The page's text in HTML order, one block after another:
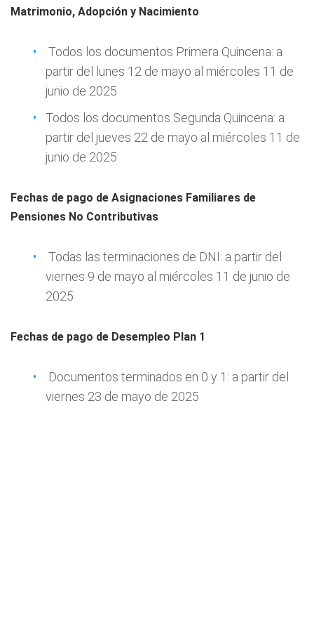
Matrimonio, Adopción y Nacimiento
Todos los documentos Primera Quincena: a
partir del lunes 12 de mayo al miércoles 11 de
junio de 2025
Todos los documentos Segunda Quincena: a
partir del jueves 22 de mayo al miércoles 11 de
junio de 2025
Fechas de pago de Asignaciones Familiares de
Pensiones No Contributivas
Todas las terminaciones de DNI: a partir del
viernes 9 de mayo al miércoles 11 de junio de
2025
Fechas de pago de Desempleo Plan 1
Documentos terminados en 0 y 1: a partir del
viernes 23 de mayo de 2025